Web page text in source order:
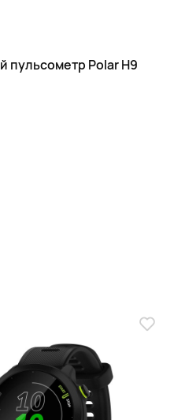
Komoot
пульсометр Polar H9